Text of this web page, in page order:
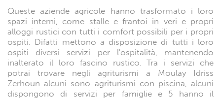
Queste aziende agricole hanno trasformato i loro
spazi interni, come stalle e frantoi in veri e propri
alloggi rustici con tutti i comfort possibili per i propri
ospiti. Difatti mettono a disposizione di tutti i loro
ospiti diversi servizi per l'ospitalità, mantenendo
inalterato il loro fascino rustico. Tra i servizi che
potrai trovare negli agriturismi a Moulay Idriss
Zerhoun alcuni sono agriturismi con piscina, alcuni
dispongono di servizi per famiglie e 5 hanno il